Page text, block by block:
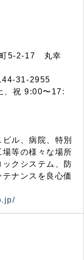
5-2-17 丸幸
31-2955
祝 9:00〜17:
ル、病院、特別
等の様々な場所
クシステム、防
ナンスを良心価